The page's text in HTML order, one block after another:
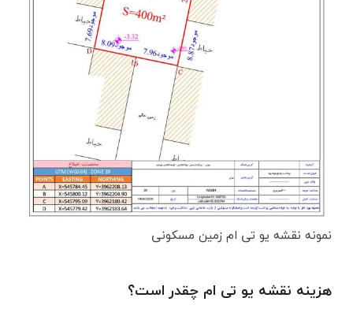
نمونه نقشه یو تی ام زمین مسکونی
هزینه نقشه یو تی ام چقدر است؟